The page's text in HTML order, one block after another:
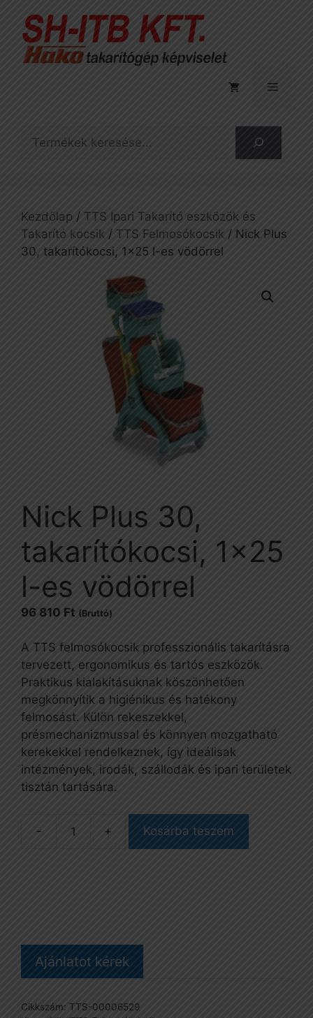
tartalomba
Menü
Kezdőlap / TTS Ipari Takarító eszközök és
Takarító kocsik / TTS Felmosókocsik / Nick Plus
30, takarítókocsi, 1×25 l-es vödörrel
Nick Plus 30,
takarítókocsi, 1×25
l-es vödörrel
96 810 Ft (Bruttó)
A TTS felmosókocsik professzionális takarításra
tervezett, ergonomikus és tartós eszközök.
Praktikus kialakításuknak köszönhetően
megkönnyítik a higiénikus és hatékony
felmosást. Külön rekeszekkel,
présmechanizmussal és könnyen mozgatható
kerekekkel rendelkeznek, így ideálisak
intézmények, irodák, szállodák és ipari területek
tisztán tartására.
-
Nick
es
vödörrel
mennyiség
+ Kosárba teszem
Ajánlatot kérek
Cikkszám: TTS-00006529